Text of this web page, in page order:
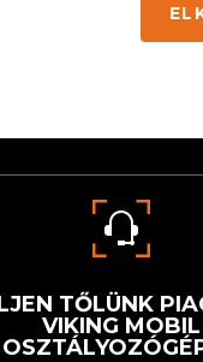
TŐLÜNK
VIKING MOBIL